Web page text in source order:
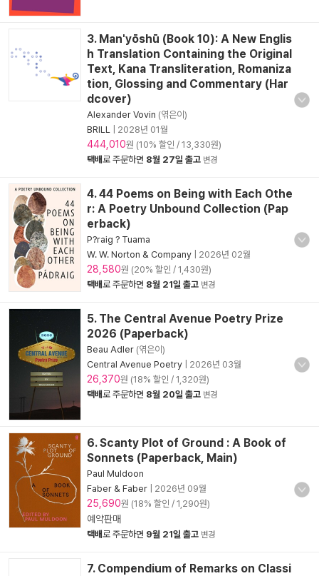
3. Man'yōshū (Book 10): A New Englis
h Translation Containing the Original
Text, Kana Transliteration, Romaniza
tion, Glossing and Commentary (Har
dcover)
Alexander Vovin (엮은이)
BRILL
2028년 01월
444,010원 (10% 할인 / 13,330원)
택배로 주문하면 8월 27일 출고 변경
4. 44 Poems on Being with Each Othe
r: A Poetry Unbound Collection (Pap
erback)
P?raig ? Tuama
W. W. Norton & Company
2026년 02월
28,580원 (20% 할인 / 1,430원)
택배로 주문하면 8월 21일 출고 변경
5. The Central Avenue Poetry Prize
2026 (Paperback)
Beau Adler (엮은이)
Central Avenue Poetry
2026년 03월
26,370원 (18% 할인 / 1,320원)
택배로 주문하면 8월 20일 출고 변경
6. Scanty Plot of Ground : A Book of
Sonnets (Paperback, Main)
Paul Muldoon
Faber & Faber
2026년 09월
25,690원 (18% 할인 / 1,290원)
예약판매
택배로 주문하면 9월 21일 출고 변경
7. Compendium of Remarks on Classi